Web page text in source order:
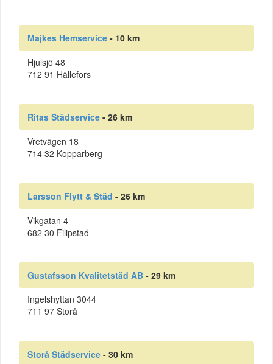
Majkes Hemservice - 10 km
Hjulsjö 48
712 91 Hällefors
Ritas Städservice - 26 km
Vretvägen 18
714 32 Kopparberg
Larsson Flytt & Städ - 26 km
Vikgatan 4
682 30 Filipstad
Gustafsson Kvalitetstäd AB - 29 km
Ingelshyttan 3044
711 97 Storå
Storå Städservice - 30 km